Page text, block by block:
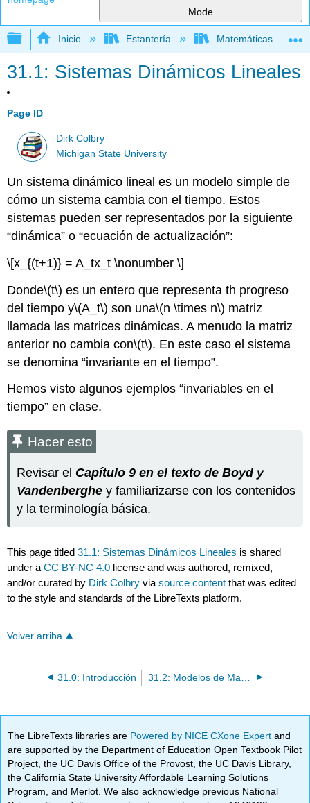
Mode
Expandir/contraer jerarquía global
Inicio Estantería Matemáticas
31.1: Sistemas Dinámicos Lineales
Page ID
Dirk Colbry
Michigan State University
Un sistema dinámico lineal es un modelo simple de
cómo un sistema cambia con el tiempo. Estos
sistemas pueden ser representados por la siguiente
“dinámica” o “ecuación de actualización”:
\[x_{(t+1)} = A_tx_t \nonumber \]
Donde\(t\) es un entero que representa th progreso
del tiempo y\(A_t\) son una\(n \times n\) matriz
llamada las matrices dinámicas. A menudo la matriz
anterior no cambia con\(t\). En este caso el sistema
se denomina “invariante en el tiempo”.
Hemos visto algunos ejemplos “invariables en el
tiempo” en clase.
Hacer esto
Revisar el Capítulo 9 en el texto de Boyd y
Vandenberghe y familiarizarse con los contenidos
y la terminología básica.
This page titled31.1: Sistemas Dinámicos Lineales is shared
under aCC BY-NC 4.0 license and was authored, remixed,
and/or curated by Dirk Colbry viasource content that was edited
to the style and standards of the LibreTexts platform.
Volver arriba
31.0: Introducción
The LibreTexts libraries are Powered by NICE CXone Expertand
are supported by the Department of Education Open Textbook Pilot
Project, the UC Davis Office of the Provost, the UC Davis Library,
the California State University Affordable Learning Solutions
Program, and Merlot. We also acknowledge previous National